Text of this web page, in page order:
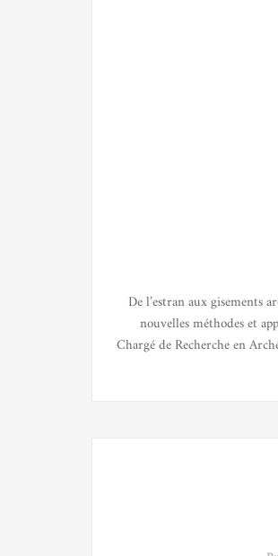
De l’estran aux gisements
nouvelles méthodes et
Chargé de Recherche en